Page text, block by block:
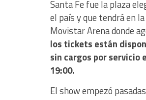
Santa Fe fue la plaza
el país y que tendrá en
Movistar Arena donde
los tickets están
sin cargos por servicio
19:00.
El show empezó